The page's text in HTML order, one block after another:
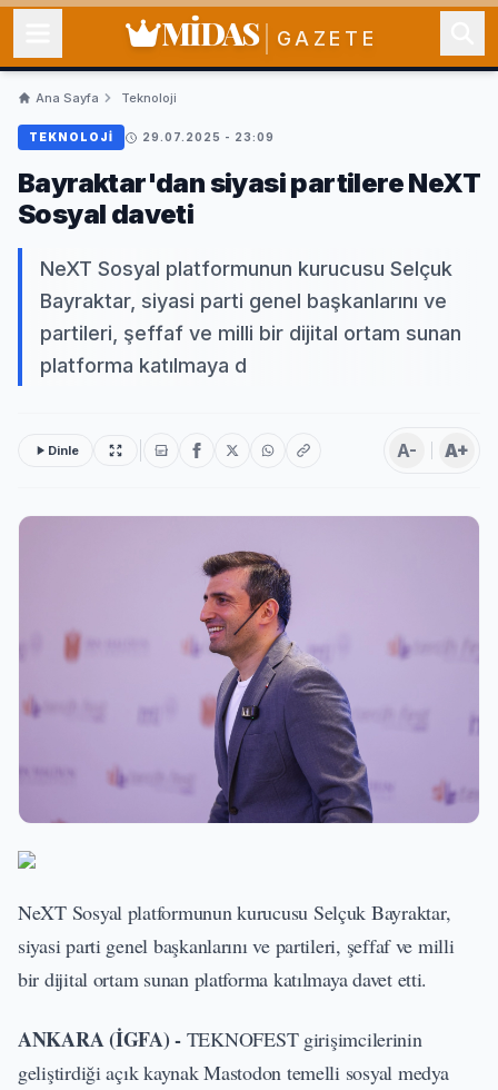
MİDAS GAZETE
Ana Sayfa Teknoloji
TEKNOLOJI 29.07.2025 - 23:09
Bayraktar'dan siyasi partilere NeXT
Sosyal daveti
NeXT Sosyal platformunun kurucusu Selçuk
Bayraktar, siyasi parti genel başkanlarını ve
partileri, şeffaf ve milli bir dijital ortam sunan
platforma katılmaya d
Dinle A- A+
NeXT Sosyal platformunun kurucusu Selçuk Bayraktar,
siyasi parti genel başkanlarını ve partileri, şeffaf ve milli
bir dijital ortam sunan platforma katılmaya davet etti.
ANKARA (İGFA) - TEKNOFEST girişimcilerinin
geliştirdiği açık kaynak Mastodon temelli sosyal medya